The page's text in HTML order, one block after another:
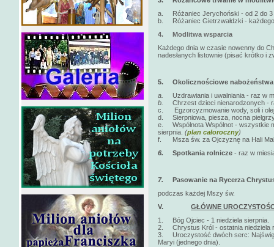
a. Różaniec Jerychoński - od 2 do 3
b. Różaniec Gietrzwałdzki -
4.
Modlitwa wsparcia
Każdego dnia w czasie nowenny do
nadesłanych listownie (pisać krótko i
5. Okolicznościowe nabożeństwa
a. Uzdrawiania i uwalniania - raz w
b. Chrzest dzieci nienarodzonych -
c. Egzorcyzmowanie wody, soli i
d. Sierpniowa, piesza, nocna
e. Wspólnota Wspólnot - wszystkie
sierpnia. (plan całoroczny)
f. Msza św. za Ojczyznę na Hali
6. Spotkania rolnicze - raz w
7.
Pasowanie na Rycerza
podczas każdej Mszy św.
V. GŁÓWNE
1. Bóg Ojciec - 1 niedziela sierpnia.
2. Chrystus Król - ostatnia niedziela
3. Uroczystość dwóch serc:
Maryi (jednego dnia).